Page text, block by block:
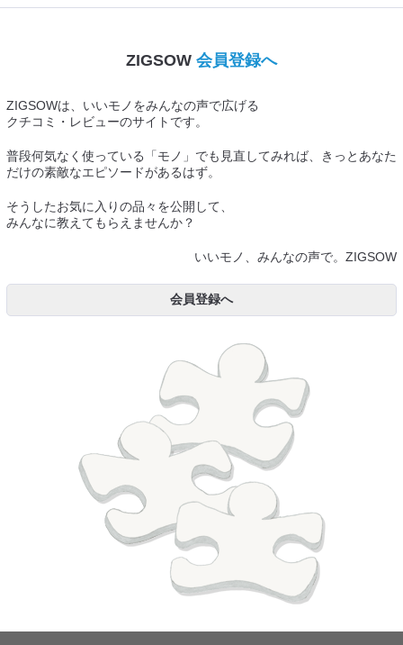
ZIGSOW 会員登録へ
ZIGSOWは、いいモノをみんなの声で広げる
クチコミ・レビューのサイトです。
普段何気なく使っている「モノ」でも見直してみれば、きっとあなた
だけの素敵なエピソードがあるはず。
そうしたお気に入りの品々を公開して、
みんなに教えてもらえませんか？
いいモノ、みんなの声で。ZIGSOW
会員登録へ